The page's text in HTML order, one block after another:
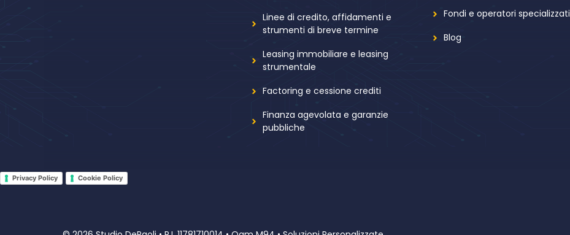
Linee di credito, affidamenti e
strumenti di breve termine
Leasing immobiliare e leasing
strumentale
Factoring e cessione crediti
Finanza agevolata e garanzie
pubbliche
Fondi e operatori specializzati
Blog
Privacy Policy Cookie Policy